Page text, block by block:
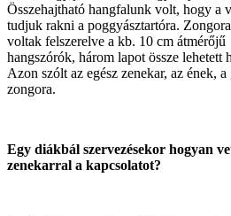
Összehajtható hangfalunk volt, hogy a
tudjuk rakni a poggyásztartóra.
voltak felszerelve a kb. 10 cm átmérőjű
hangszórók, három lapot össze lehetett
Azon szólt az egész zenekar, az ének,
zongora.
Egy diákbál szervezésekor hogyan
zenekarral a kapcsolatot?